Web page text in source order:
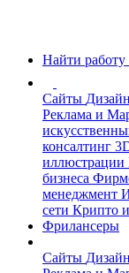
Найти работу
Сайты Дизайн
Реклама и
консалтинг
иллюстрации
бизнеса
менеджмент
сети Крипто
Фрилансеры
Сайты Дизайн